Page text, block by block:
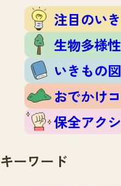
注目のいきも
生物多様性の
いきもの図鑑
おでかけコー
保全アクショ
いきもの調査
調査レポート
調査レポート
調査結果
ふくおかいき
マッチング
マッチング
掲載申し込み
お問合せ
注目のい
生物多様
いきもの
おでかけ
保全アク
キーワード